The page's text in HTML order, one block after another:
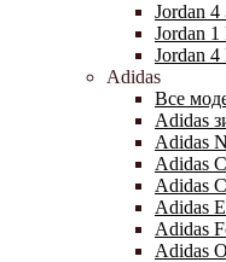
Jordan
Jordan 1
Jordan 4
Adidas
Все
Adidas
Adidas
Adidas
Adidas
Adidas
Adidas
Adidas